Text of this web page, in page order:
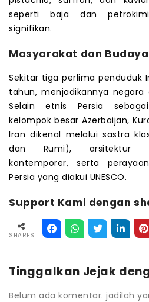
seperti baja dan
signifikan.
Masyarakat dan Budaya
Sekitar tiga perlima penduduk
tahun, menjadikannya
Selain etnis Persia
kelompok besar Azerbaijan,
Iran dikenal melalui sastra
dan Rumi), arsitektur
kontemporer, serta
Persia yang diakui UNESCO.
Support Kami dengan
SHARES
Tinggalkan Jejak
Belum ada komentar. jadilah